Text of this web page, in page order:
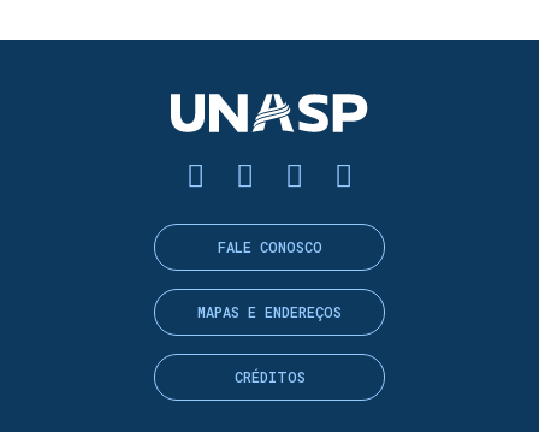
FALE CONOSCO
MAPAS E ENDEREÇOS
CRÉDITOS